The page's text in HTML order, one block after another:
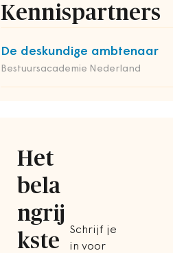
Kennispartners
De deskundige ambtenaar
Bestuursacademie Nederland
Het
bela
ngrij
kste
Schrijf je
in voor